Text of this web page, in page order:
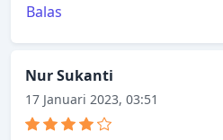
Balas
Nur Sukanti
17 Januari 2023, 03:51